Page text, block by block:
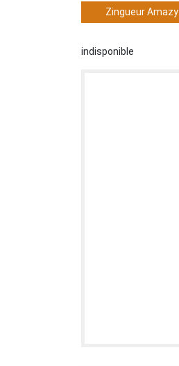
Zingueur Amazy
indisponible